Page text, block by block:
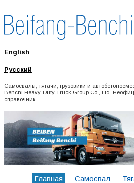
English
Русский
Самосвалы, тягачи, грузовики и
Benchi Heavy-Duty Truck Group Co., Ltd.
справочник
Главная Самосвал